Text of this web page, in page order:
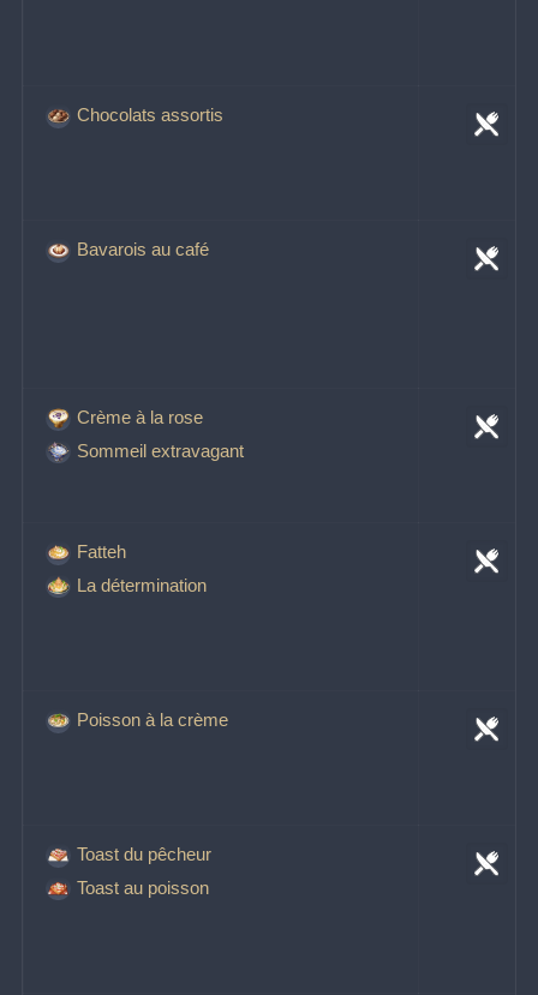
Chocolats assortis
Bavarois au café
Crème à la rose
Sommeil extravagant
Fatteh
La détermination
Poisson à la crème
Toast du pêcheur
Toast au poisson